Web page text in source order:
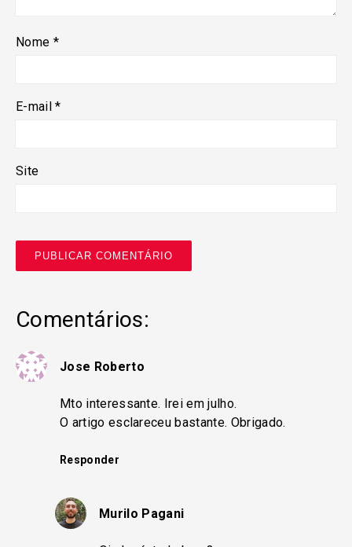
Nome *
E-mail*
Site
Comentários:
Jose Roberto
Mto interessante. Irei em julho.
O artigo esclareceu bastante. Obrigado.
Responder
Murilo Pagani